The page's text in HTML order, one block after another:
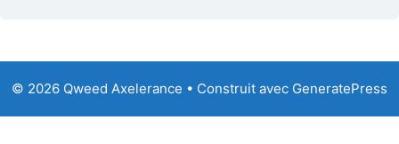
© 2026 Qweed Axelerance • Construit avec GeneratePress